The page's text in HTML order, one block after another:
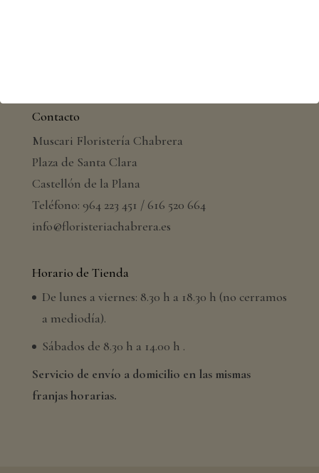
Contacto
Muscari Floristería Chabrera
Plaza de Santa Clara
Castellón de la Plana
Teléfono: 964 223 451 / 616 520 664
info@floristeriachabrera.es
Horario de Tienda
De lunes a viernes: 8.30 h a 18.30 h (no cerramos
a mediodía).
Sábados de 8.30 h a 14.00 h .
Servicio de envío a domicilio en las mismas
franjas horarias.